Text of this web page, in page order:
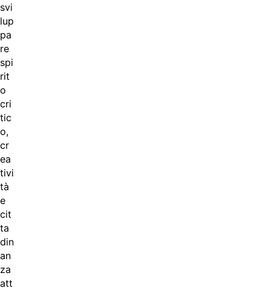
svi
lup
pa
re
spi
rit
o
cri
tic
o,
cr
ea
tivi
tà
e
cit
ta
din
an
za
att